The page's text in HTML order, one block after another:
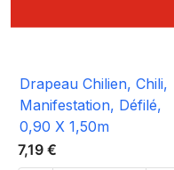
Drapeau Chilien, Chili,
Manifestation, Défilé,
0,90 X 1,50m
7,19 €